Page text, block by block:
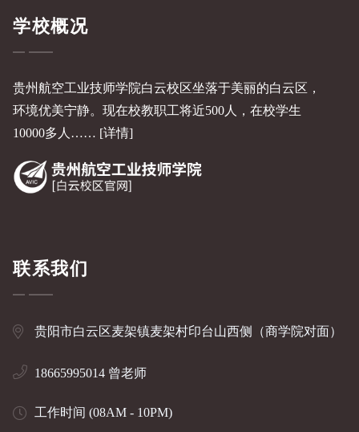
学校概况
贵州航空工业技师学院白云校区坐落于美丽的白云区，
环境优美宁静。现在校教职工将近500人，在校学生
10000多人…… [详情]
联系我们
贵阳市白云区麦架镇麦架村印台山西侧（商学院对面）
18665995014 曾老师
工作时间 (08AM - 10PM)